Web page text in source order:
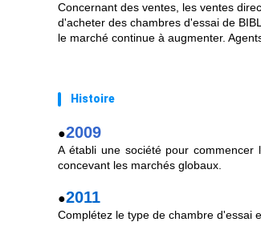
Concernant des ventes, les ventes
d'acheter des chambres d'essai de
le marché continue à augmenter.
Histoire
●2009
A établi une société pour
concevant les marchés globaux.
●2011
Complétez le type de chambre d'essai